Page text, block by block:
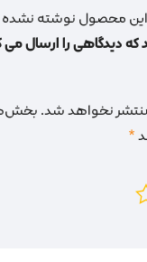
این محصول نوشته
که دیدگاهی را ارسال می
نخواهد شد.
*